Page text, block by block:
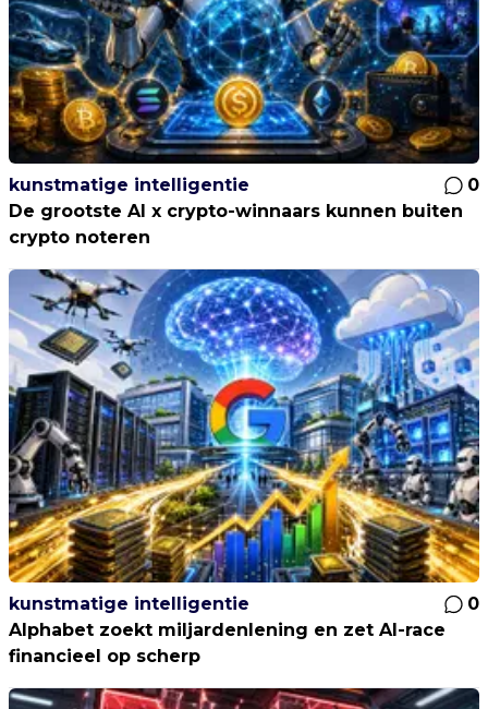
kunstmatige intelligentie
0
De grootste AI x crypto-winnaars kunnen buiten
crypto noteren
kunstmatige intelligentie
0
Alphabet zoekt miljardenlening en zet AI-race
financieel op scherp